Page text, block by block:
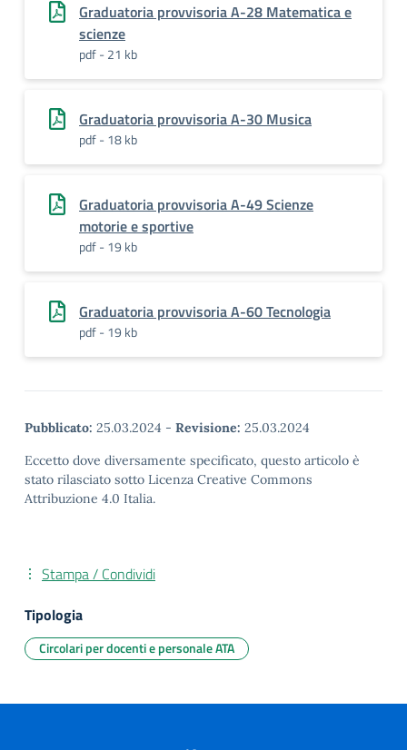
Graduatoria provvisoria A-28 Matematica e
scienze
pdf - 21 kb
Graduatoria provvisoria A-30 Musica
pdf - 18 kb
Graduatoria provvisoria A-49 Scienze
motorie e sportive
pdf - 19 kb
Graduatoria provvisoria A-60 Tecnologia
pdf - 19 kb
Pubblicato: 25.03.2024 - Revisione: 25.03.2024
Eccetto dove diversamente specificato, questo articolo è
stato rilasciato sotto Licenza Creative Commons
Attribuzione 4.0 Italia.
Stampa / Condividi
Tipologia
Circolari per docenti e personale ATA